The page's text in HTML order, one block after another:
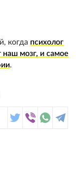
когда психолог
наш мозг, и самое
.